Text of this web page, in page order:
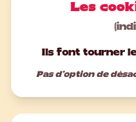
Les
Ils font tourner
Pas d'option de